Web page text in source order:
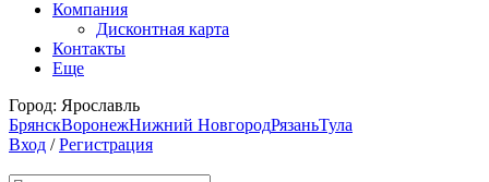
Компания
Дисконтная карта
Контакты
Еще
Город: Ярославль
БрянскВоронежНижний НовгородРязаньТула
Вход / Регистрация